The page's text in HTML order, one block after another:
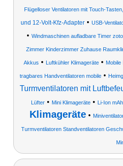
Flügelloser Ventilatoren mit Touch-
und 12-Volt-Kfz-Adapter • USB-
• Windmaschinen aufladbare Timer
Zimmer Kinderzimmer Zuhause
Akkus • Luftkühler Klimageräte• Mobile
tragbares Handventilatoren mobile•
Turmventilatoren mit
Lüfter• Mini Klimageräte• Li-Ion
Klimageräte•
Turmventilatoren Standventilatoren